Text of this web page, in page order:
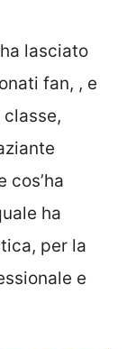
lasciato
fan, , e
cos’ha
ha
per la
e